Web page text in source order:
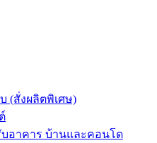
(สั่งผลิตพิเศษ)
อาคาร บ้านและคอนโด